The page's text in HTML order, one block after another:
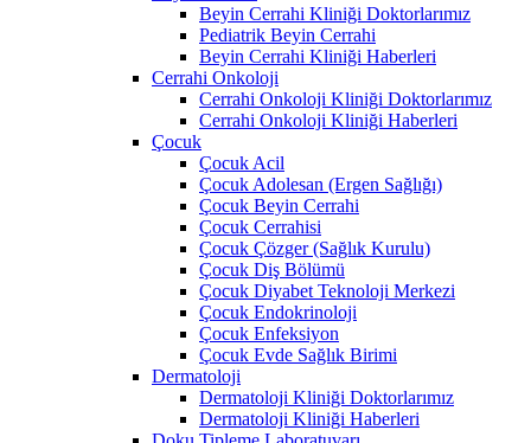
Beyin Cerrahi Kliniği Doktorlarımız
Pediatrik Beyin Cerrahi
Beyin Cerrahi Kliniği Haberleri
Cerrahi Onkoloji
Cerrahi Onkoloji Kliniği Doktorlarımız
Cerrahi Onkoloji Kliniği Haberleri
Çocuk
Çocuk Acil
Çocuk Adolesan (Ergen Sağlığı)
Çocuk Beyin Cerrahi
Çocuk Cerrahisi
Çocuk Çözger (Sağlık Kurulu)
Çocuk Diş Bölümü
Çocuk Diyabet Teknoloji Merkezi
Çocuk Endokrinoloji
Çocuk Enfeksiyon
Çocuk Evde Sağlık Birimi
Dermatoloji
Dermatoloji Kliniği Doktorlarımız
Dermatoloji Kliniği Haberleri